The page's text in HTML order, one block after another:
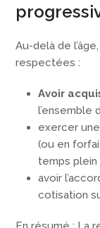
Au-delà de
respectées :
Avoir
l’ensemble
exercer
(ou en
temps plein
avoir
cotisation